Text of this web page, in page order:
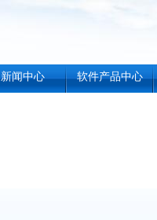
新闻中心 软件产品中心